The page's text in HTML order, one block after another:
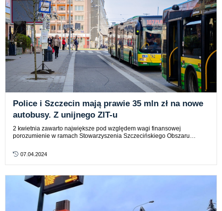
Police i Szczecin mają prawie 35 mln zł na nowe
autobusy. Z unijnego ZIT-u
2 kwietnia zawarto największe pod względem wagi finansowej
porozumienie w ramach Stowarzyszenia Szczecińskiego Obszaru…
07.04.2024